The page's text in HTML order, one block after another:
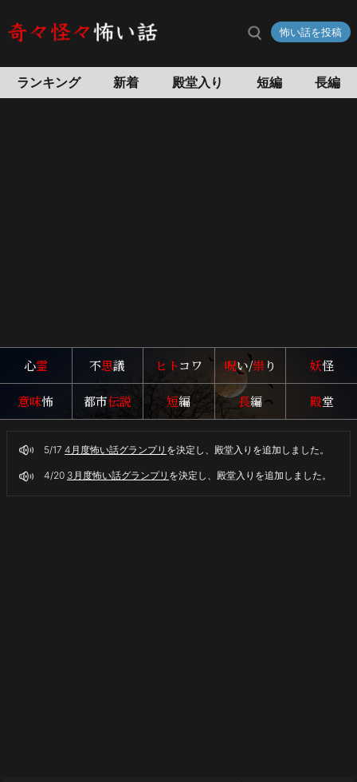
々
怖い話を投稿
ランキング 新着 殿堂入り 短編 長編
心霊 不思議 ヒトコワ 呪い/祟り 妖怪
意味怖 都市伝説 短編 長編 殿堂
5/17 4月度怖い話グランプリ を決定し、殿堂入りを追加しました。
4/20 3月度怖い話グランプリ を決定し、殿堂入りを追加しました。